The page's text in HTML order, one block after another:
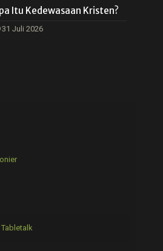
Itu Kedewasaan Kristen?
31 Juli 2026